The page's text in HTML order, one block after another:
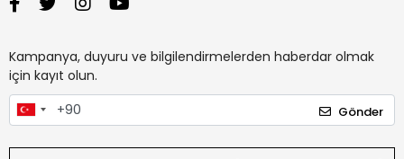
Kampanya, duyuru ve bilgilendirmelerden haberdar olmak
için kayıt olun.
Gönder